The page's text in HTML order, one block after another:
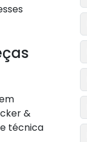
&
técnica